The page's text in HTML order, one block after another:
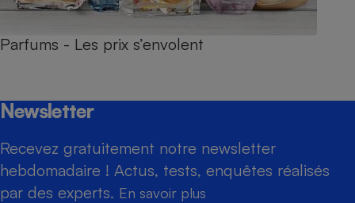
Parfums - Les prix s’envolent
Newsletter
Recevez gratuitement notre newsletter
hebdomadaire ! Actus, tests, enquêtes réalisés
par des experts. En savoir plus